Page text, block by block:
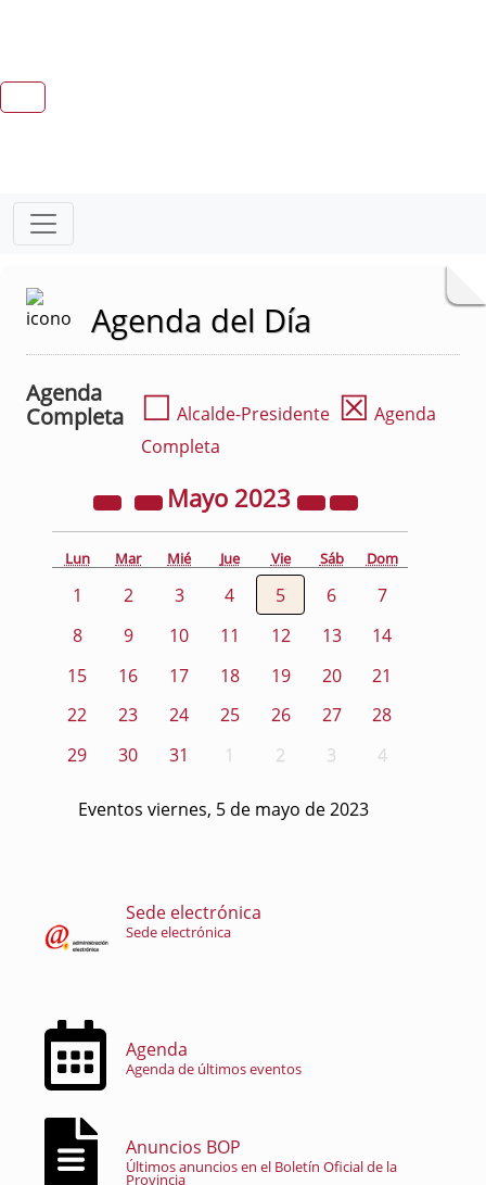
Agenda del Día
Agenda
Completa
☐ Alcalde-Presidente ☒ Agenda
Completa
Mayo 2023
Lun Mar Mié Jue Vie Sáb Dom
1 2 3 4 5 6
7
8
9 10 11 12 13
14
15
16 17 18 19 20
21
22
23 24 25 26 27
28
29
30 31 1 2 3 4
Eventos viernes, 5 de mayo de 2023
Sede electrónica
Sede electrónica
Agenda
Agenda de últimos eventos
Anuncios BOP
Últimos anuncios en el Boletín Oficial de la
Provincia